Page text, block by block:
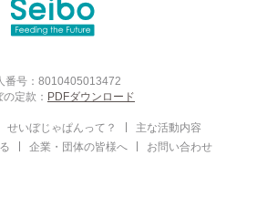
番号：8010405013472
定款： PDFダウンロード
せいぼじゃぱんって？
主な活動内容
企業・団体の皆様へ
お問い合わせ